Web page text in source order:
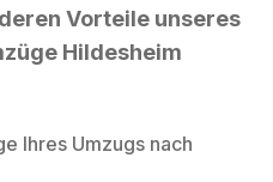
Vorteile unseres
Hildesheim
Ihres Umzugs nach